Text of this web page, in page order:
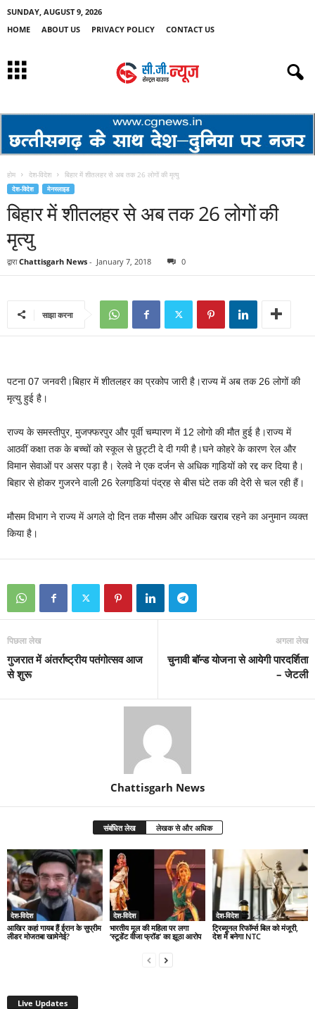
SUNDAY, AUGUST 9, 2026
HOME
ABOUT US PRIVACY POLICY CONTACT US
होम देश-विदेश बिहार में शीतलहर से अब तक 26 लोगों की मृत्यु
देश-विदेश मेनस्लाइड
बिहार में शीतलहर से अब तक 26 लोगों की
मृत्यु
द्वारा Chattisgarh News - January 7, 2018 0
साझा करना
पटना 07 जनवरी।बिहार में शीतलहर का प्रकोप जारी है।राज्य में अब तक 26 लोगों की
मृत्यु हुई है।
राज्य के समस्तीपुर, मुजफ्फरपुर और पूर्वी चम्पारण में 12 लोगो की मौत हुई है।राज्य में
आठवीं कक्षा तक के बच्चों को स्कूल से छुट्टी दे दी गयी है।घने कोहरे के कारण रेल और
विमान सेवाओं पर असर पड़ा है। रेलवे ने एक दर्जन से अधिक गाडि़यों को रद्द कर दिया है।
बिहार से होकर गुजरने वाली 26 रेलगाडि़यां पंद्रह से बीस घंटे तक की देरी से चल रही हैं।
मौसम विभाग ने राज्य में अगले दो दिन तक मौसम और अधिक खराब रहने का अनुमान व्यक्त
किया है।
पिछला लेख
गुजरात में अंतर्राष्ट्रीय पतंगोत्सव आज
से शुरू
अगला लेख
चुनावी बॉन्ड योजना से आयेगी पारदर्शिता
– जेटली
Chattisgarh News
संबंधित लेख लेखक से और अधिक
देश-विदेश
आखिर कहां गायब हैं ईरान के सुप्रीम
लीडर मोजतबा खामेनेई?
देश-विदेश
भारतीय मूल की महिला पर लगा
‘स्टूडेंट वीजा फ्रॉड’ का झूठा आरोप
देश-विदेश
ट्रिब्यूनल रिफॉर्म्स बिल को मंजूरी,
देश में बनेगा NTC
Live Updates